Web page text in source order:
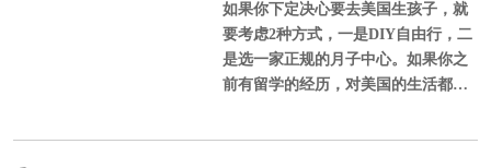
杉矶待产记
如果你下定决心要去美国生孩子，就
要考虑2种方式，一是DIY自由行，二
是选一家正规的月子中心。如果你之
前有留学的经历，对美国的生活都还